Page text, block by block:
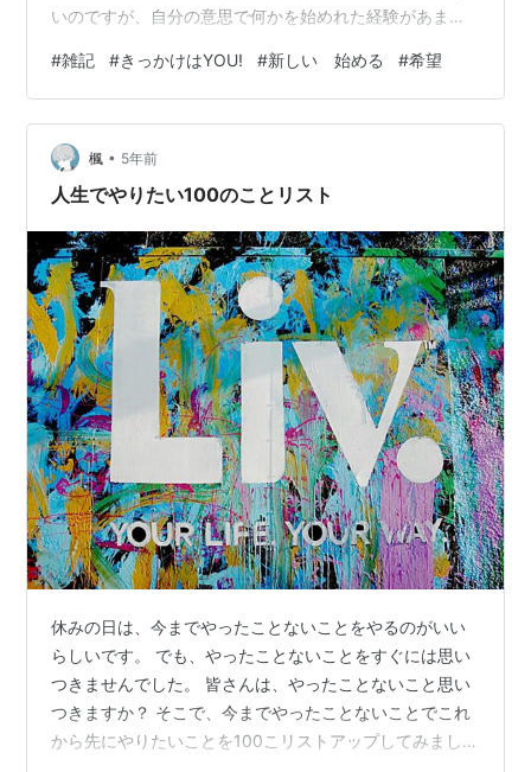
いのですが、自分の意思で何かを始めれた経験があまり
す。 さて、私は、きっかけを見つけてそこからなら始め
れるタイプなのですが、きっかけっていっても、見つけ
ようとして見つかる物ではないですよね。 ふとしたとき
に、偶然見つかるというか、思いつくというか。 例え
ば、本の言葉がきっかけになったり、誰かが言ったこ
#雑記 #きっかけはYOU! #新しい 始める #希望
楓 • 5年前
人生でやりたい100のことリスト
休みの日は、今までやったことないことをやるのがいい
らしいです。 でも、やったことないことをすぐには思い
つきませんでした。 皆さんは、やったことないこと思い
つきますか？ そこで、今までやったことないことでこれ
から先にやりたいことを100こリストアップしてみまし